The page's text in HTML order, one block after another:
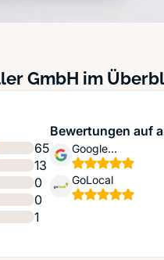
GmbH im
65
13
0
0
1
Bewertungen auf
Google
GoLocal